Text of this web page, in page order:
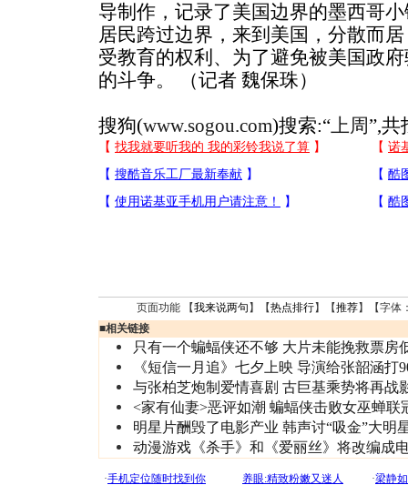
导制作，记录了美国边界的墨西哥
居民跨过边界，来到美国，分散而
受教育的权利、为了避免被美国政
的斗争。 （记者 魏保珠）
搜狗(www.sogou.com)搜索:“ 上周”,共
页面功能 【我来说两句 】【热点排行】【推荐】【字体
■相关链接
只有一个蝙蝠侠还不够 大片未能挽救票房
《短信一月追》七夕上映 导演给张韶涵打
与张柏芝炮制爱情喜剧 古巨基乘势将再战
<家有仙妻>恶评如潮 蝙蝠侠击败女巫蝉联
明星片酬毁了电影产业 韩声讨“吸金”大明
动漫游戏《杀手》和《爱丽丝》将改编成